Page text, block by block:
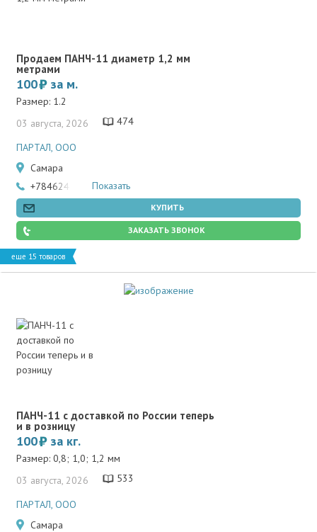
еще 15 товаров
Продаем ПАНЧ-11 диаметр 1,2 мм
метрами
100 за м.
Размер: 1.2
03 августа, 2026
474
ПАРТАЛ, ООО
Самара
+78462466502Показать
КУПИТЬ
ЗАКАЗАТЬ ЗВОНОК
ПАНЧ-11 с доставкой по России теперь
и в розницу
100 за кг.
Размер: 0,8; 1,0; 1,2 мм
03 августа, 2026
533
ПАРТАЛ, ООО
Самара